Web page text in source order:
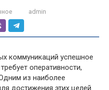
admin
коммуникаций успешное
оперативности,
из наиболее
достижения этих целей